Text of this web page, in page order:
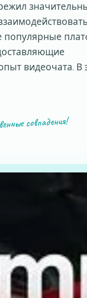
популярные
видеочата. В
совпадения!